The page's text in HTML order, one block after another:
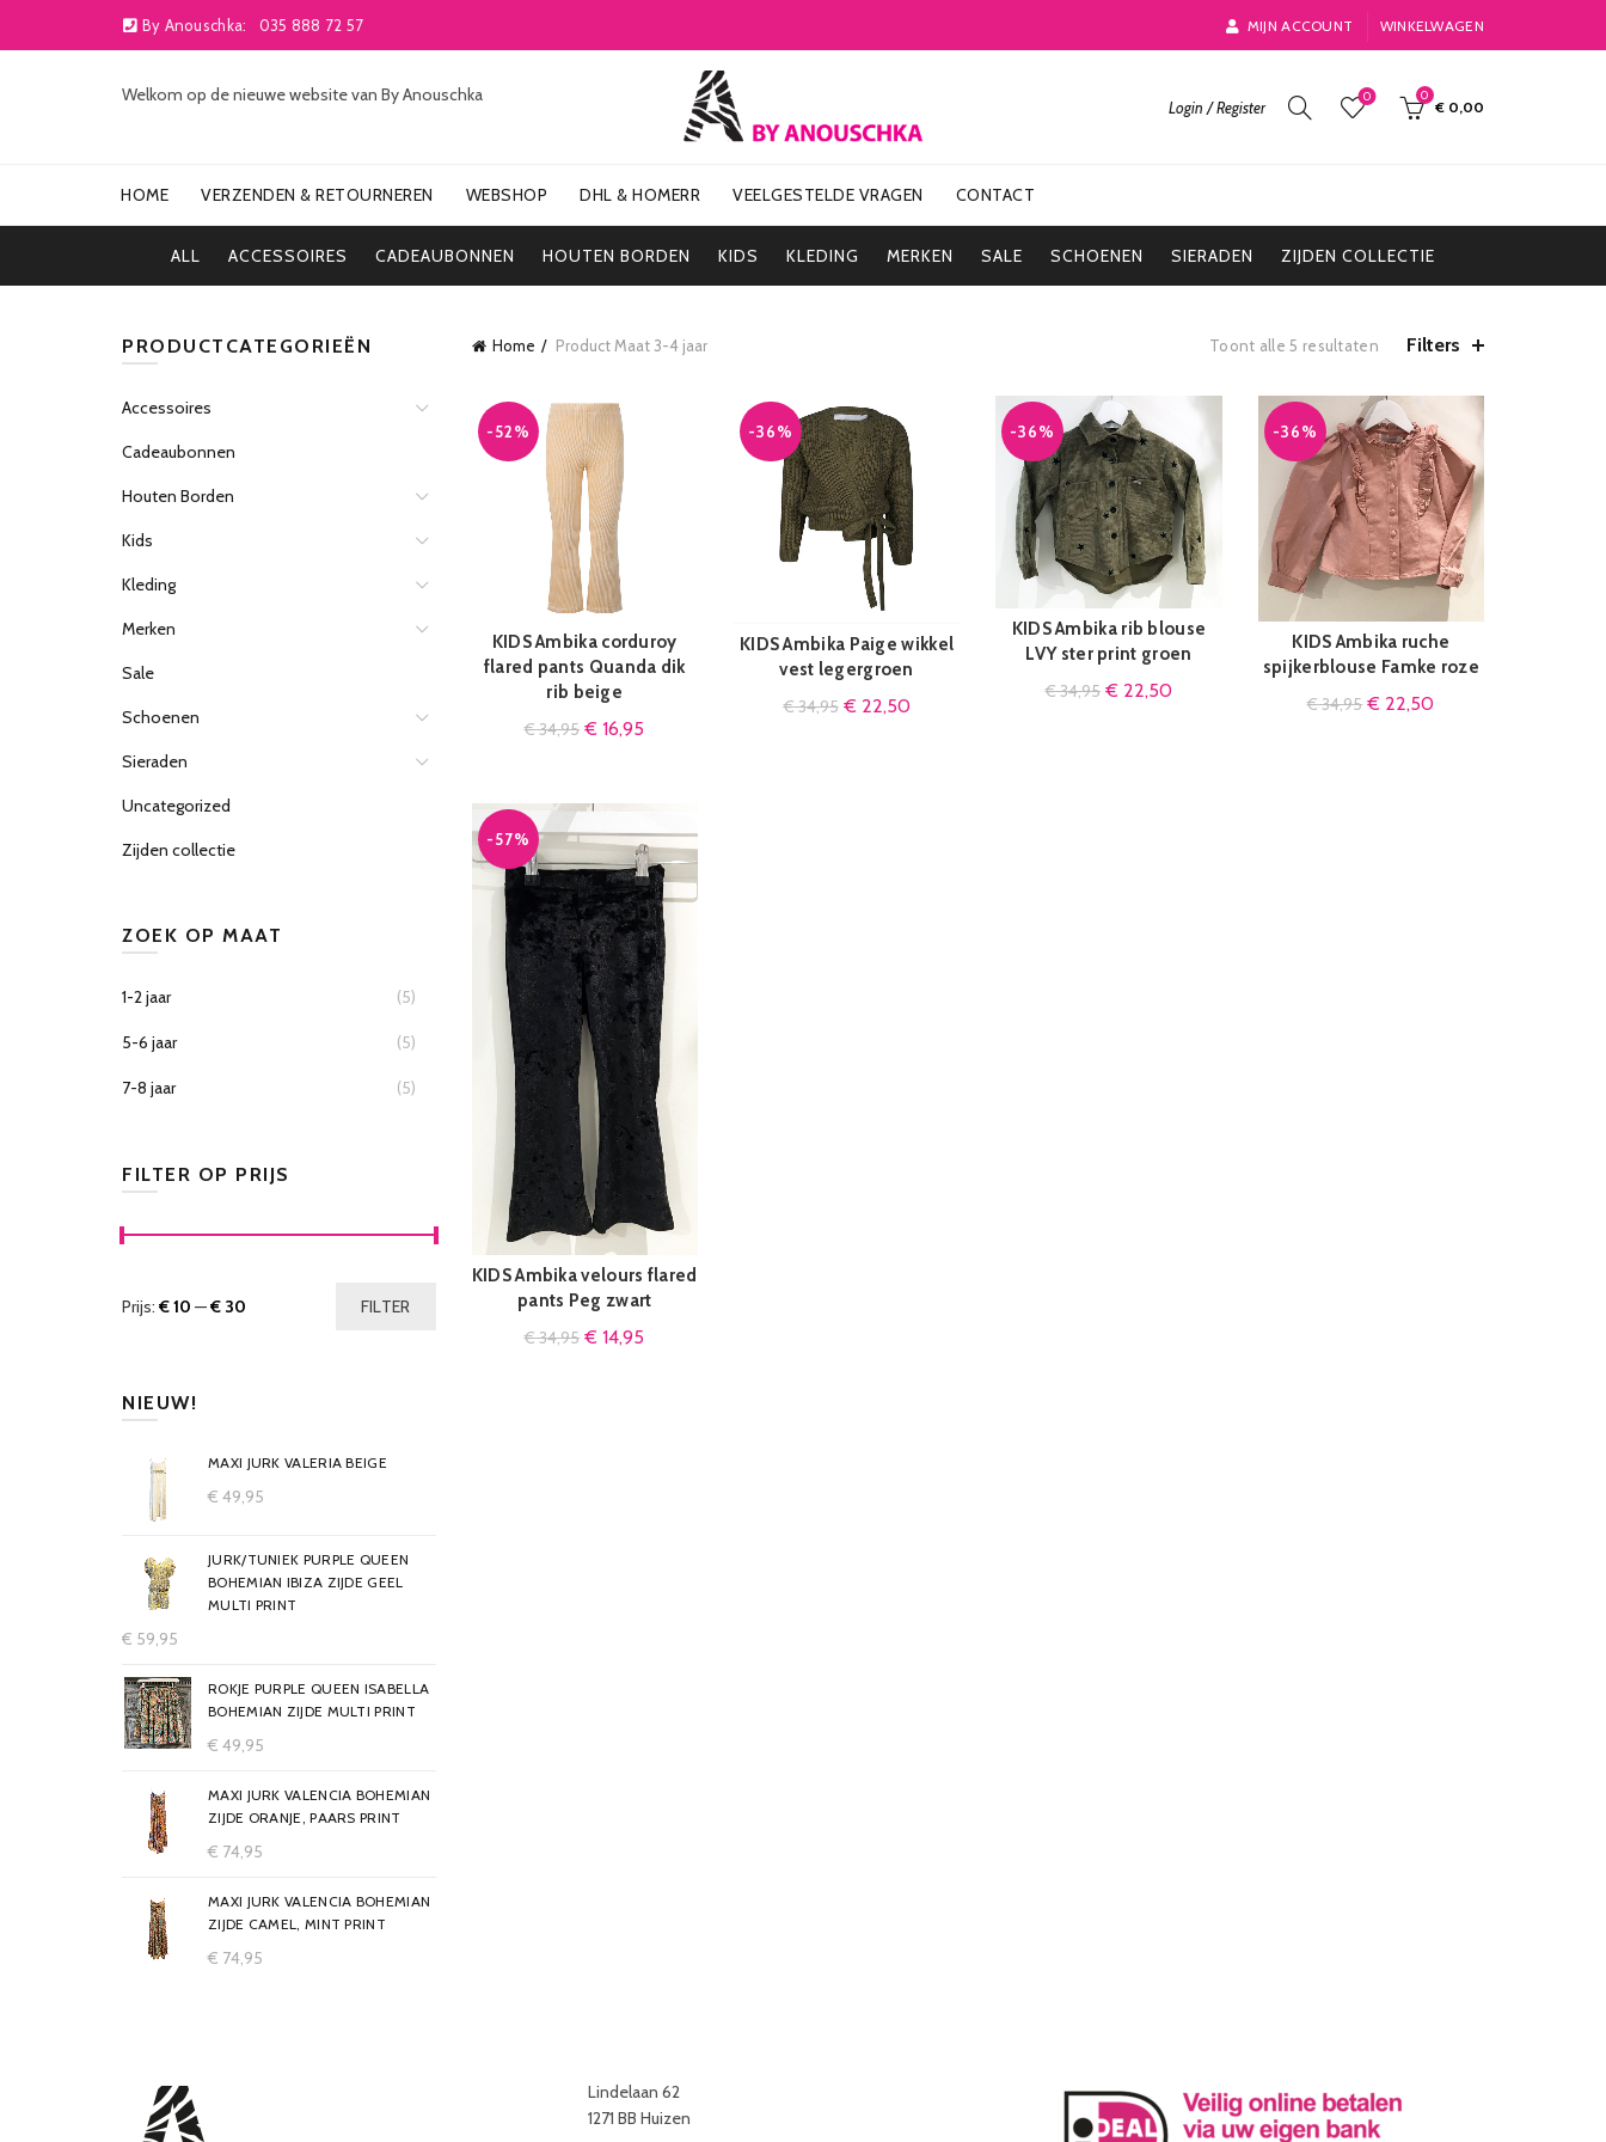
By Anouschka: 035 888 72 57 MIJN ACCOUNT WINKELWAGEN
Welkom op de nieuwe website van By Anouschka
Login / Register
0 0
€ 0,00
HOME VERZENDEN & RETOURNEREN WEBSHOP DHL & HOMERR VEELGESTELDE VRAGEN CONTACT
ALL ACCESSOIRES CADEAUBONNEN HOUTEN BORDEN KIDS KLEDING MERKEN SALE SCHOENEN SIERADEN ZIJDEN COLLECTIE
Home Product Maat3-4 jaar Toont alle 5 resultaten Filters
-52%
QUICK SHOP
KIDS Ambika corduroy
flared pants Quanda dik
rib beige
€34,95 € 16,95
-36%
QUICK SHOP
KIDS Ambika Paige wikkel
vest legergroen
€34,95 € 22,50
-36%
QUICK SHOP
KIDS Ambika rib blouse
LVY ster print groen
€34,95 € 22,50
-36%
QUICK SHOP
KIDS Ambika ruche
spijkerblouse Famke roze
€34,95 € 22,50
-57%
QUICK SHOP
KIDS Ambika velours flared
pants Peg zwart
€34,95 € 14,95
PRODUCTCATEGORIEËN
Accessoires
Cadeaubonnen
Houten Borden
Kids
Kleding
Merken
Sale
Schoenen
Sieraden
Uncategorized
Zijden collectie
ZOEK OP MAAT
1-2 jaar (5)
5-6 jaar (5)
7-8 jaar (5)
FILTER OP PRIJS
FILTER
Prijs: € 10 —€ 30
NIEUW!
MAXI JURK VALERIA BEIGE
€ 49,95
JURK/TUNIEK PURPLE QUEEN
BOHEMIAN IBIZA ZIJDE GEEL
MULTI PRINT
€ 59,95
ROKJE PURPLE QUEEN ISABELLA
BOHEMIAN ZIJDE MULTI PRINT
€ 49,95
MAXI JURK VALENCIA BOHEMIAN
ZIJDE ORANJE, PAARS PRINT
€ 74,95
MAXI JURK VALENCIA BOHEMIAN
ZIJDE CAMEL, MINT PRINT
€ 74,95
Lindelaan 62
1271 BB Huizen